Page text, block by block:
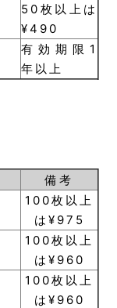
50枚以上は
¥490
有効期限1
年以上
備考
100枚以上
は¥975
100枚以上
は¥960
100枚以上
は¥960